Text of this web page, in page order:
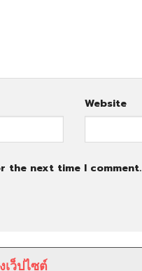
Website
the next time I comment.
ว็ปไซต์